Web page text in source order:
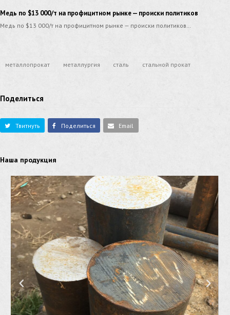
Медь по $13 000/т на профицитном рынке — происки политиков
Медь по $13 000/т на профицитном рынке — происки политиков…
металлопрокат металлургия сталь стальной прокат
Поделиться
Твитнуть Поделиться Email
Наша продукция